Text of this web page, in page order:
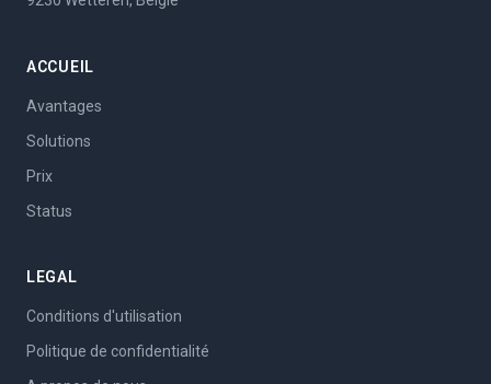
ACCUEIL
Avantages
Solutions
Prix
Status
LEGAL
Conditions d'utilisation
Politique de confidentialité